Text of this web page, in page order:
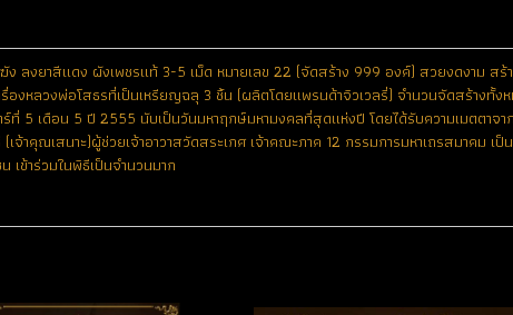
ลงยาสีแดง ผังเพชรแท้ 3-5 เม็ด หมายเลข 22 (จัดสร้าง 999 องค์) สวยงดงาม ส
งหลวงพ่อโสธรที่เป็นเหรียญฉลุ 3 ชิ้น (ผลิตโดยแพรนด้าจิวเวลรี่) จำนวนจัดสร้างทั้
5 เดือน 5 ปี 2555 นับเป็นวันมหาฤกษ์มหามงคลที่สุดแห่งปี โดยได้รับความเมตตาจา
จ้าคุณเสนาะ)ผู้ช่วยเจ้าอาวาสวัดสระเกศ เจ้าคณะภาค 12 กรรมการมหาเถรสมาคม
เข้าร่วมในพิธีเป็นจำนวนมาก